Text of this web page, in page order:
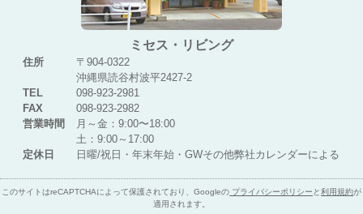
ミセス・リビング
住所
〒904-0322
沖縄県読谷村波平2427-2
TEL
098-923-2981
FAX
098-923-2982
営業時間
月～金：9:00〜18:00
土：9:00～17:00
定休日
日曜/祝日・年末年始・GWその他弊社カレンダーによる
このサイトはreCAPTCHAによって保護されており、Googleの プライバシーポリシー と利用規約が
適用されます。